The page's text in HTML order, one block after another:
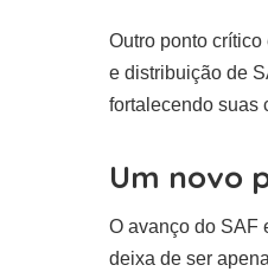
Outro ponto
e distribuição de
fortalecendo suas
Um novo
O avanço do SAF
deixa de ser